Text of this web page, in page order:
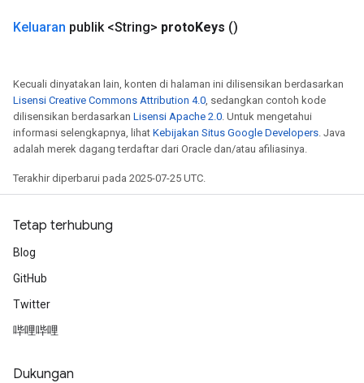
Keluaran publik <String> protoKeys ()
Kecuali dinyatakan lain, konten di halaman ini dilisensikan berdasarkan
Lisensi Creative Commons Attribution 4.0 , sedangkan contoh kode
dilisensikan berdasarkan Lisensi Apache 2.0 . Untuk mengetahui
informasi selengkapnya, lihat Kebijakan Situs Google Developers . Java
adalah merek dagang terdaftar dari Oracle dan/atau afiliasinya.
Terakhir diperbarui pada 2025-07-25 UTC.
Tetap terhubung
Blog
GitHub
Twitter
哔哩哔哩
Dukungan